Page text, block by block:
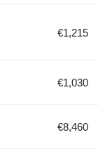
€1,215
€1,030
€8,460